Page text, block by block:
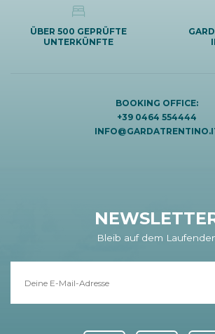
ÜBER 500 GEPRÜFTE
UNTERKÜNFTE
BOOKING OFFICE:
+39 0464 554444
Bleib auf dem